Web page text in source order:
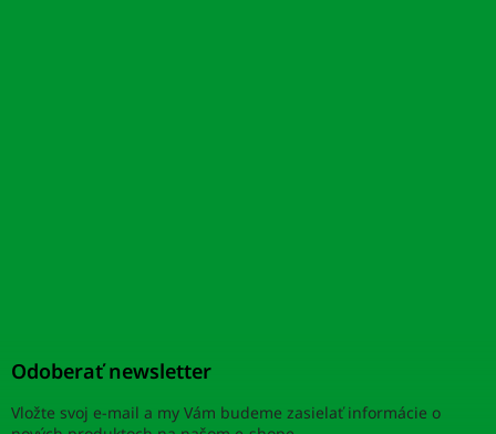
Odoberať newsletter
Vložte svoj e-mail a my Vám budeme zasielať informácie o